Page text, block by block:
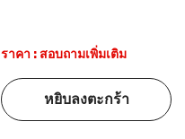
ราคา : สอบถามเพิ่มเติม
หยิบลงตะกร้า